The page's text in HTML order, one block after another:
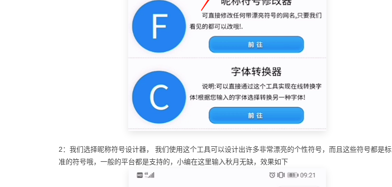
2：我们选择昵称符号设计器， 我们使用这个工具可以设计出许多非常漂亮的个性符号，而且这些符号都是标
准的符号哦，一般的平台都是支持的，小编在这里输入秋月无缺，效果如下